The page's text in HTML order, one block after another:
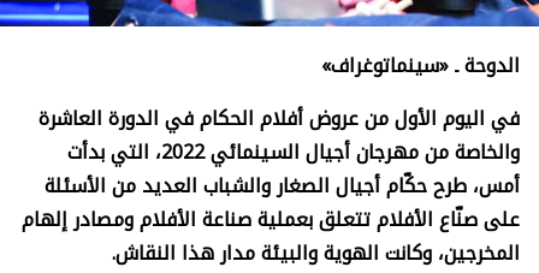
الدوحة ـ «سينماتوغراف»
في اليوم الأول من عروض أفلام الحكام في الدورة العاشرة
والخاصة من مهرجان أجيال السينمائي 2022، التي بدأت
أمس، طرح حكّام أجيال الصغار والشباب العديد من الأسئلة
على صنّاع الأفلام تتعلق بعملية صناعة الأفلام ومصادر إلهام
المخرجين، وكانت الهوية والبيئة مدار هذا النقاش.